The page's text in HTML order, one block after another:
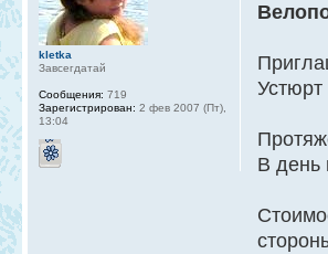
Устюрт
В день
kletka
Завсегдатай
Сообщения: 719
Зарегистрирован: 2 фев 2007 (Пт),
13:04